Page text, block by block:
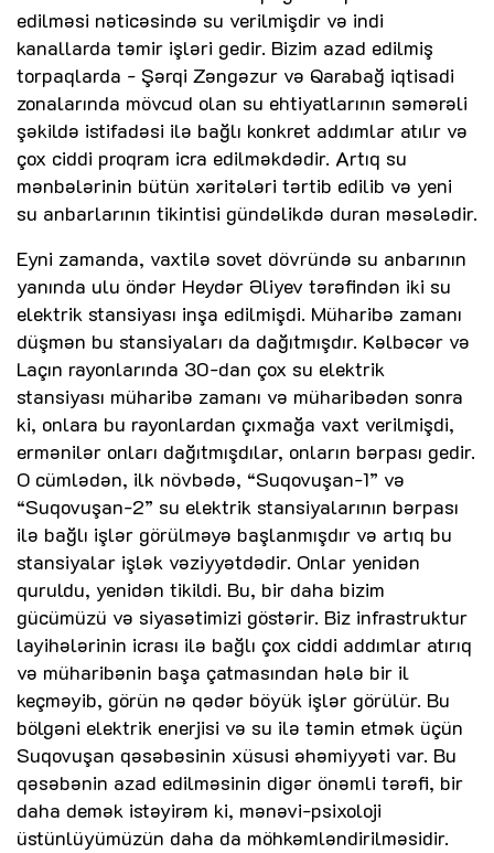
edilməsi nəticəsində su verilmişdir və indi
kanallarda təmir işləri gedir. Bizim azad edilmiş
torpaqlarda - Şərqi Zəngəzur və Qarabağ iqtisadi
zonalarında mövcud olan su ehtiyatlarının səmərəli
şəkildə istifadəsi ilə bağlı konkret addımlar atılır və
çox ciddi proqram icra edilməkdədir. Artıq su
mənbələrinin bütün xəritələri tərtib edilib və yeni
su anbarlarının tikintisi gündəlikdə duran məsələdir.
Eyni zamanda, vaxtilə sovet dövründə su anbarının
yanında ulu öndər Heydər Əliyev tərəfindən iki su
elektrik stansiyası inşa edilmişdi. Müharibə zamanı
düşmən bu stansiyaları da dağıtmışdır. Kəlbəcər və
Laçın rayonlarında 30-dan çox su elektrik
stansiyası müharibə zamanı və müharibədən sonra
ki, onlara bu rayonlardan çıxmağa vaxt verilmişdi,
ermənilər onları dağıtmışdılar, onların bərpası gedir.
O cümlədən, ilk növbədə, “Suqovuşan-1” və
“Suqovuşan-2” su elektrik stansiyalarının bərpası
ilə bağlı işlər görülməyə başlanmışdır və artıq bu
stansiyalar işlək vəziyyətdədir. Onlar yenidən
quruldu, yenidən tikildi. Bu, bir daha bizim
gücümüzü və siyasətimizi göstərir. Biz infrastruktur
layihələrinin icrası ilə bağlı çox ciddi addımlar atırıq
və müharibənin başa çatmasından hələ bir il
keçməyib, görün nə qədər böyük işlər görülür. Bu
bölgəni elektrik enerjisi və su ilə təmin etmək üçün
Suqovuşan qəsəbəsinin xüsusi əhəmiyyəti var. Bu
qəsəbənin azad edilməsinin digər önəmli tərəfi, bir
daha demək istəyirəm ki, mənəvi-psixoloji
üstünlüyümüzün daha da möhkəmləndirilməsidir.